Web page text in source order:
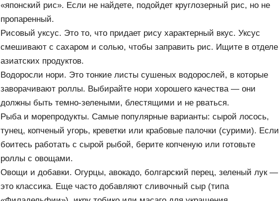
«японский рис». Если не найдете, подойдет круглозерный рис, но не
пропаренный.
Рисовый уксус. Это то, что придает рису характерный вкус. Уксус
смешивают с сахаром и солью, чтобы заправить рис. Ищите в отделе
азиатских продуктов.
Водоросли нори. Это тонкие листы сушеных водорослей, в которые
заворачивают роллы. Выбирайте нори хорошего качества — они
должны быть темно-зелеными, блестящими и не рваться.
Рыба и морепродукты. Самые популярные варианты: сырой лосось,
тунец, копченый угорь, креветки или крабовые палочки (сурими). Если
боитесь работать с сырой рыбой, берите копченую или готовьте
роллы с овощами.
Овощи и добавки. Огурцы, авокадо, болгарский перец, зеленый лук —
это классика. Еще часто добавляют сливочный сыр (типа